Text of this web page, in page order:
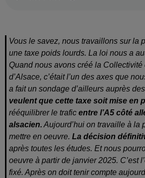
Vous le savez, nous travaillons sur la
une taxe poids lourds. La loi nous a
Quand nous avons créé la Collectivité
d’Alsace, c’était l’un des axes que
a fait un sondage d’ailleurs auprès
veulent que cette taxe soit mise en
rééquilibrer le trafic entre l’A5 côté
alsacien. Aujourd’hui on travaille à la
mettre en oeuvre. La décision
après toutes les études. Et nous
oeuvre à partir de janvier 2025. C’est
fixé. Après on doit tenir compte